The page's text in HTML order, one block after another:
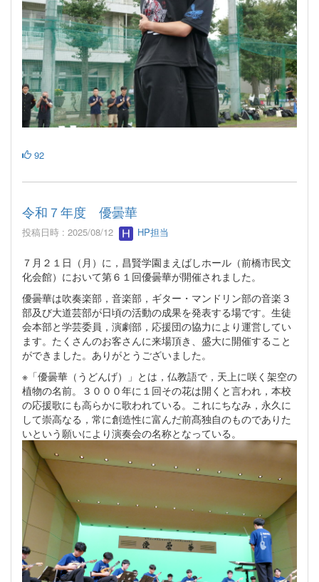
92
令和７年度 優曇華
投稿日時 : 2025/08/12 HP担当
７月２１日（月）に，昌賢学園まえばしホール（前橋市民文
化会館）において第６１回優曇華が開催されました。
優曇華は吹奏楽部，音楽部，ギター・マンドリン部の音楽３
部及び大道芸部が日頃の活動の成果を発表する場です。生徒
会本部と学芸委員，演劇部，応援団の協力により運営してい
ます。たくさんのお客さんに来場頂き、盛大に開催すること
ができました。ありがとうございました。
※「優曇華（うどんげ）」とは，仏教語で，天上に咲く架空の
植物の名前。３０００年に１回その花は開くと言われ，本校
の応援歌にも高らかに歌われている。これにちなみ，永久に
して崇高なる，常に創造性に富んだ前髙独自のものでありた
いという願いにより演奏会の名称となっている。